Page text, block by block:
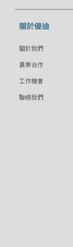
關於優迪
關於我們
異業合作
工作機會
聯絡我們